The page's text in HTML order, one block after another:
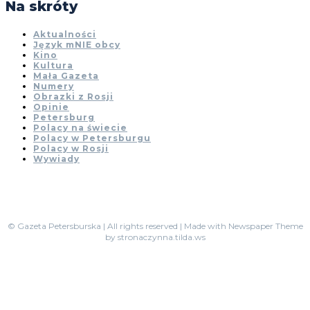
Na skróty
Aktualności
Język mNIE obcy
Kino
Kultura
Mała Gazeta
Numery
Obrazki z Rosji
Opinie
Petersburg
Polacy na świecie
Polacy w Petersburgu
Polacy w Rosji
Wywiady
© Gazeta Petersburska | All rights reserved | Made with Newspaper Theme
by stronaczynna.tilda.ws